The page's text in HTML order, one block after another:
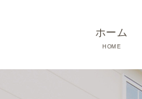
ホーム
HOME